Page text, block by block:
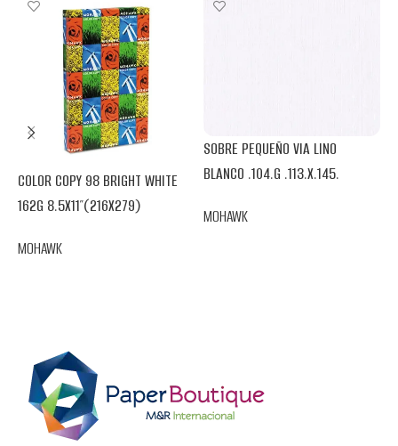
COLOR COPY 98 BRIGHT WHITE
162G 8.5X11″(216X279)
MOHAWK
SOBRE PEQUEÑO VIA LINO
BLANCO .104.G .113.X.145.
MOHAWK